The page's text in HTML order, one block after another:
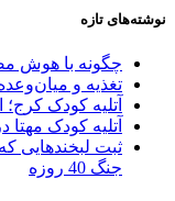
نوشته‌های تازه
چگونه با هوش
تغذیه و
آتلیه کودک
آتلیه کودک
ثبت لبخندهایی
جنگ 40 روزه